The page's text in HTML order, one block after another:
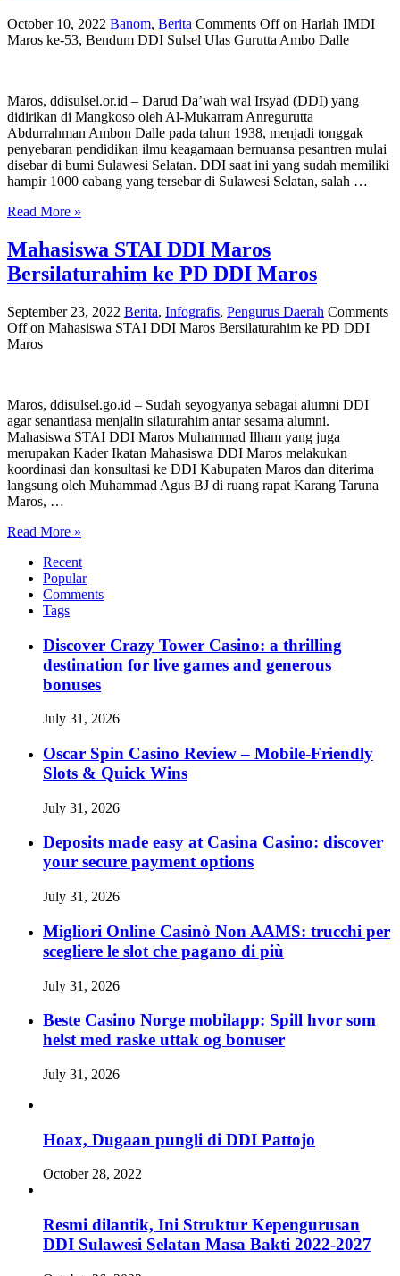
October 10, 2022 Banom, Berita Comments Offon Harlah IMDI
Maros ke-53, Bendum DDI Sulsel Ulas Gurutta Ambo Dalle
Maros, ddisulsel.or.id – Darud Da’wah wal Irsyad (DDI) yang
didirikan di Mangkoso oleh Al-Mukarram Anregurutta
Abdurrahman Ambon Dalle pada tahun 1938, menjadi tonggak
penyebaran pendidikan ilmu keagamaan bernuansa pesantren mulai
disebar di bumi Sulawesi Selatan. DDI saat ini yang sudah memiliki
hampir 1000 cabang yang tersebar di Sulawesi Selatan, salah …
Read More »
Mahasiswa STAI DDI Maros
Bersilaturahim ke PD DDI Maros
September 23, 2022 Berita, Infografis, Pengurus Daerah Comments
Offon Mahasiswa STAI DDI Maros Bersilaturahim ke PD DDI
Maros
Maros, ddisulsel.go.id – Sudah seyogyanya sebagai alumni DDI
agar senantiasa menjalin silaturahim antar sesama alumni.
Mahasiswa STAI DDI Maros Muhammad Ilham yang juga
merupakan Kader Ikatan Mahasiswa DDI Maros melakukan
koordinasi dan konsultasi ke DDI Kabupaten Maros dan diterima
langsung oleh Muhammad Agus BJ di ruang rapat Karang Taruna
Maros, …
Read More »
Recent
Popular
Comments
Tags
Discover Crazy Tower Casino: a thrilling
destination for live games and generous
bonuses
July 31, 2026
Oscar Spin Casino Review – Mobile‑Friendly
Slots & Quick Wins
July 31, 2026
Deposits made easy at Casina Casino: discover
your secure payment options
July 31, 2026
Migliori Online Casinò Non AAMS: trucchi per
scegliere le slot che pagano di più
July 31, 2026
Beste Casino Norge mobilapp: Spill hvor som
helst med raske uttak og bonuser
July 31, 2026
Hoax, Dugaan pungli di DDI Pattojo
October 28, 2022
Resmi dilantik, Ini Struktur Kepengurusan
DDI Sulawesi Selatan Masa Bakti 2022-2027